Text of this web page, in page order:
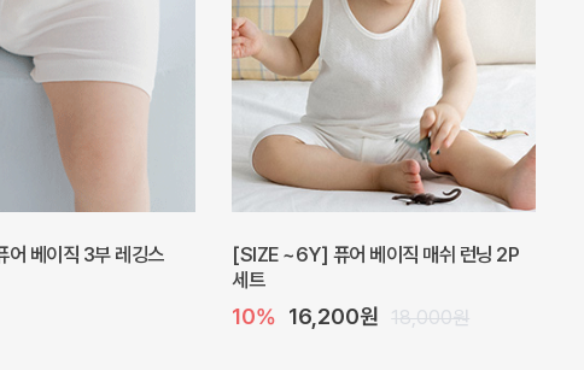
베이직 3부 레깅스
[SIZE ~6Y] 퓨어 베이직 매쉬 런닝 2P
세트
10% 16,200원 18,000원